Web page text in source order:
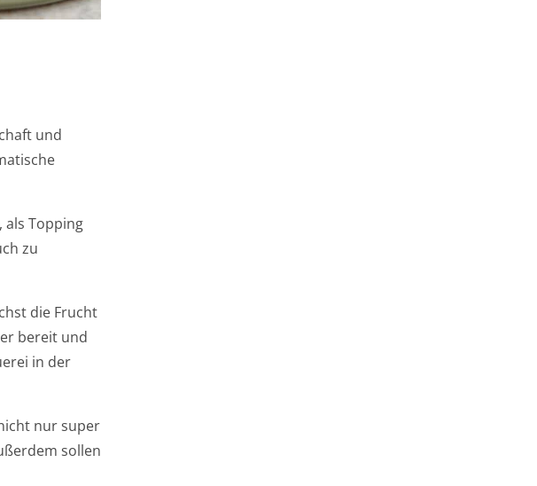
und
als Topping
zu
die Frucht
bereit und
in der
nur super
sollen